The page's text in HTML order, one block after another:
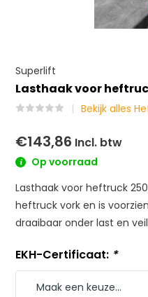
Superlift
Lasthaak voor
Bekijk alles
€143,86 Incl. btw
Op voorraad
Lasthaak voor heftruck
heftruck vork en is
draaibaar onder last en
EKH-Certificaat: *